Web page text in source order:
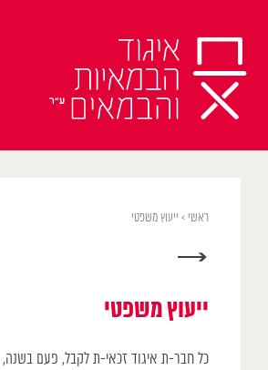
ראשי > ייעוץ משפטי
→
ייעוץ משפטי
כל חבר-ת איגוד זכאי-ת לקבל, פעם בשנה,